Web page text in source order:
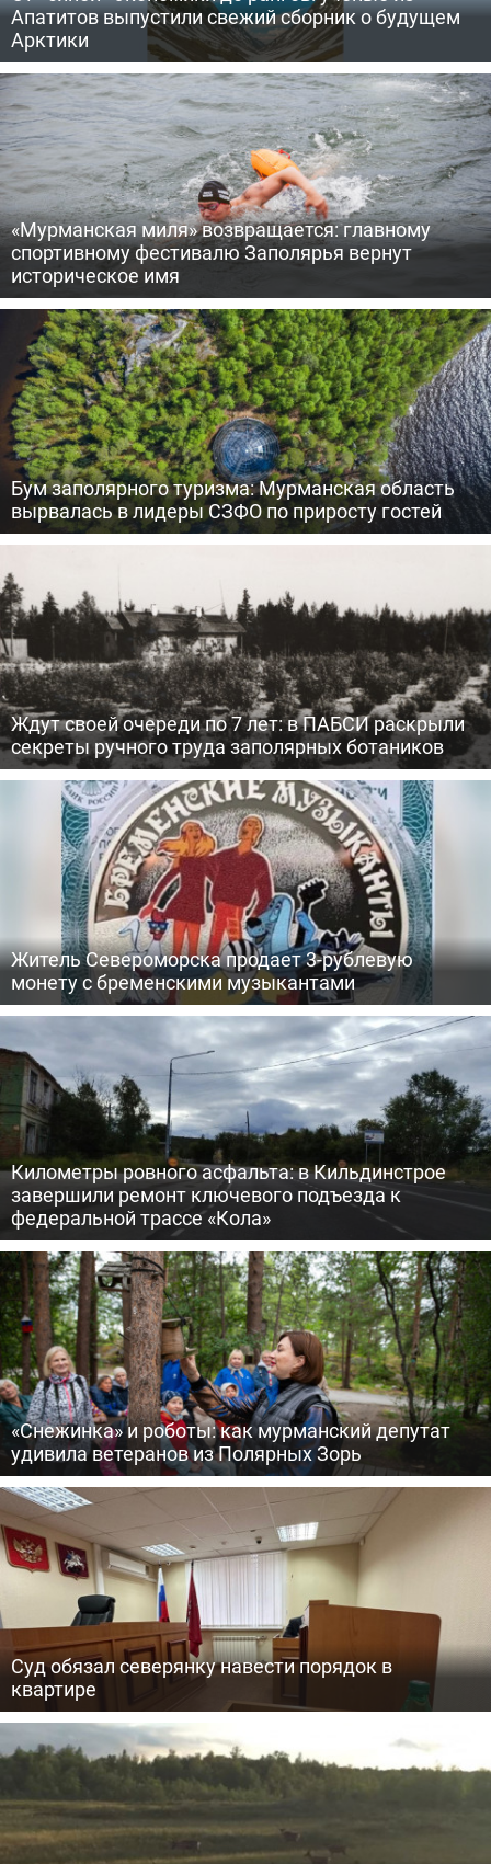
Апатитов выпустили свежий сборник о будущем
Арктики
«Мурманская миля» возвращается: главному
спортивному фестивалю Заполярья вернут
историческое имя
Бум заполярного туризма: Мурманская область
вырвалась в лидеры СЗФО по приросту гостей
Ждут своей очереди по 7 лет: в ПАБСИ раскрыли
секреты ручного труда заполярных ботаников
Житель Североморска продает 3-рублевую
монету с бременскими музыкантами
Километры ровного асфальта: в Кильдинстрое
завершили ремонт ключевого подъезда к
федеральной трассе «Кола»
«Снежинка» и роботы: как мурманский депутат
удивила ветеранов из Полярных Зорь
Суд обязал северянку навести порядок в
квартире